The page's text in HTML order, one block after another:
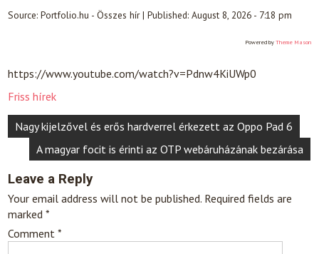
Source:Portfolio.hu - Összes hír|Published:August 8, 2026 - 7:18 pm
Powered by Theme Mason
https://www.youtube.com/watch?v=Pdnw4KiUWp0
Friss hírek
Post
navigation
Nagy kijelzővel és erős hardverrel érkezett az Oppo Pad 6
A magyar focit is érinti az OTP webáruházának bezárása
Leave a Reply
Your email address will not be published. Required fields are
marked*
Comment*